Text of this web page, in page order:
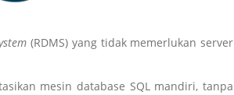
(RDMS) yang tidak memerlukan server
mesin database SQL mandiri, tanpa